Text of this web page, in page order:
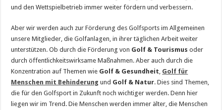
und den Wettspielbetrieb immer weiter fördern und verbessern.
Aber wir werden auch zur Förderung des Golfsports im Allgemeinen
unsere Mitglieder, die Golfanlagen, in ihrer täglichen Arbeit weiter
unterstützen. Ob durch die Förderung von Golf & Tourismus oder
durch öffentlichkeitswirksame Maßnahmen. Aber auch durch die
Konzentration auf Themen wie Golf & Gesundheit Golf für
Menschen mit Behinderung und Golf & Natur. Dies sind Themen,
die für den Golfsport in Zukunft noch wichtiger werden. Denn hier
liegen wir im Trend. Die Menschen werden immer älter, die Menschen